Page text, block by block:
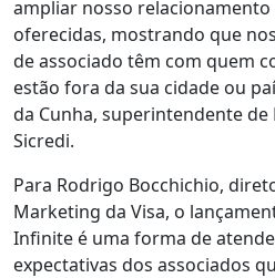
ampliar nosso
oferecidas, mostrando que
de associado têm com quem
estão fora da sua cidade ou
da Cunha, superintendente
Sicredi.
Para Rodrigo Bocchichio,
Marketing da Visa, o
Infinite é uma forma de
expectativas dos associados